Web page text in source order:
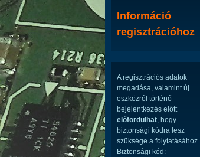
Információ
regisztrációhoz
A regisztrációs adatok
megadása, valamint új
eszközről történő
bejelentkezés előtt
előfordulhat, hogy
biztonsági kódra lesz
szüksége a folytatásához.
Biztonsági kód: